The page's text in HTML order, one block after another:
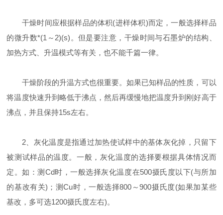
干燥时间应根据样品的体积(进样体积)而定，一般选择样品
的微升数*(1～2)(s)。但是要注意，干燥时间与石墨炉的结构、
加热方式、升温模式等有关，也不能千篇一律。
干燥阶段的升温方式也很重要。如果已知样品的性质，可以
将温度快速升到略低于沸点，然后再缓慢地把温度升到刚好高于
沸点，并且保持15s左右。
2、灰化温度是指通过加热使试样中的基体灰化掉，只留下
被测试样品的温度。一般，灰化温度的选择要根据具体情况而
定。如：测Cd时，一般选择灰化温度在500摄氏度以下(与所加
的基改有关)；测Cu时，一般选择800～900摄氏度(如果加某些
基改，多可选1200摄氏度左右)。